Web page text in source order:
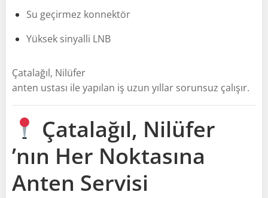
Su geçirmez konnektör
Yüksek sinyalli LNB
Çatalağıl, Nilüfer
anten ustası ile yapılan iş uzun yıllar sorunsuz çalışır.
Çatalağıl, Nilüfer
’nın Her Noktasına
Anten Servisi